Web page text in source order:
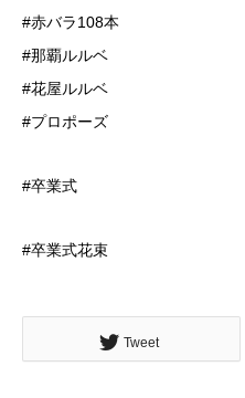
#赤バラ108本
#那覇ルルベ
#花屋ルルベ
#プロポーズ
#卒業式
#卒業式花束
Tweet